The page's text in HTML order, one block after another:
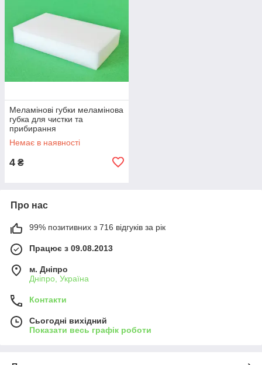
Меламінові губки меламінова
губка для чистки та
прибирання
Немає в наявності
4 ₴
Про нас
99% позитивних з 716 відгуків за рік
Працює з 09.08.2013
м. Дніпро
Дніпро, Україна
Контакти
Сьогодні вихідний
Показати весь графік роботи